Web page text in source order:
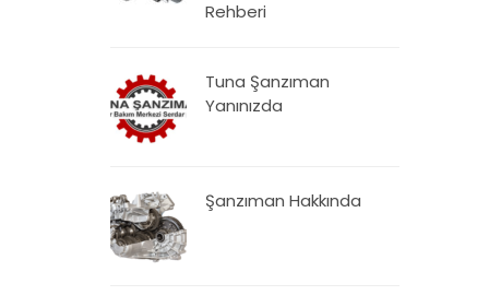
Rehberi
Tuna Şanzıman
Yanınızda
Şanzıman Hakkında